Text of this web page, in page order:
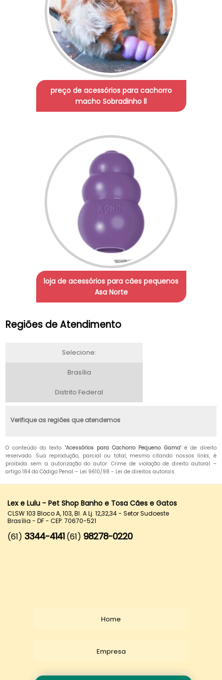
preço de acessórios para cachorro
macho Sobradinho ll
loja de acessórios para cães pequenos
Asa Norte
Regiões de Atendimento
Selecione:
Brasília
Distrito Federal
Verifique as regiões que atendemos
O conteúdo do texto "Acessórios para Cachorro Pequeno Gama" é de direito
reservado. Sua reprodução, parcial ou total, mesmo citando nossos links, é
proibida sem a autorização do autor. Crime de violação de direito autoral –
artigo 184 do Código Penal – Lei 9610/98 - Lei de direitos autorais.
Lex e Lulu - Pet Shop Banho e Tosa Cães e Gatos
CLSW 103 Bloco A, 103, Bl. A Lj. 12,32,34 - Setor Sudoeste
Brasília - DF - CEP: 70670-521
(61) 3344-4141 (61) 98278-0220
Home
Empresa